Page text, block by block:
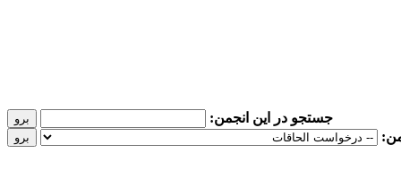
جستجو در این انجمن: